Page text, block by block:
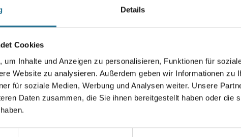
Details
Cookies
um Inhalte und Anzeigen zu personalisieren, Funktionen für
Website zu analysieren. Außerdem geben wir Informationen zu
für soziale Medien, Werbung und Analysen weiter. Unsere
Daten zusammen, die Sie ihnen bereitgestellt haben oder die
Wunschfarbton